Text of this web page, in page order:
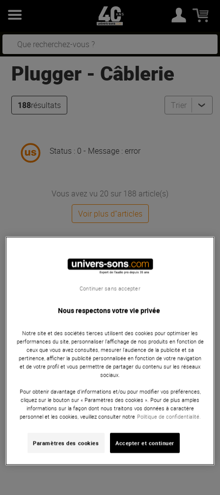
Plugger - Câblerie
188résultats Trier
Status : 0 - Message : error
Vous avez vu 20 sur 188 article(s)
Voir plus d''articles
Nous respectons votre vie privée
Notre site et des sociétés tierces utilisent des cookies pour optimiser les
performances du site, personnaliser l’affichage de nos produits en fonction de
ceux que vous avez consultés, mesurer l'audience de la publicité et sa
pertinence, afficher la publicité personnalisée en fonction de votre navigation
et de votre profil et vous permettre de partager du contenu sur les réseaux
sociaux.
Pour obtenir davantage d'informations et/ou pour modifier vos préférences,
cliquez sur le bouton sur « Paramètres des cookies ». Pour de plus amples
informations sur la façon dont nous traitons vos données à caractère
personnel et les cookies, veuillez consulter notre Politique de confidentialité.
Paramètres des cookies Accepter et continuer
Continuer sans accepter